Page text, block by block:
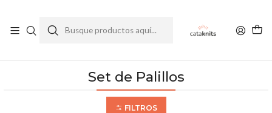
Set de Palillos
Set de Palillos
FILTROS